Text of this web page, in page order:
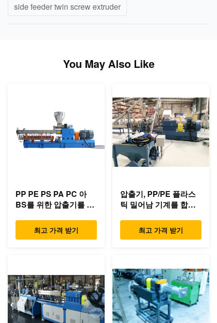
side feeder twin screw extruder
You May Also Like
PP PE PS PA PC 아
BS를 위한 압출기를 합
이 나사최고 가격 받기
압출기, PP/PE 플라스
틱 밀어남 기계를 합성
최고 가격 받기